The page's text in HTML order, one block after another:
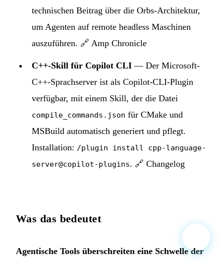
technischen Beitrag über die Orbs-Architektur,
um Agenten auf remote headless Maschinen
auszuführen. 🔗 Amp Chronicle
C++-Skill für Copilot CLI — Der Microsoft-
C++-Sprachserver ist als Copilot-CLI-Plugin
verfügbar, mit einem Skill, der die Datei
compile_commands.json für CMake und
MSBuild automatisch generiert und pflegt.
Installation: /plugin install cpp-language-
server@copilot-plugins. 🔗 Changelog
Was das bedeutet
Agentische Tools überschreiten eine Schwelle der